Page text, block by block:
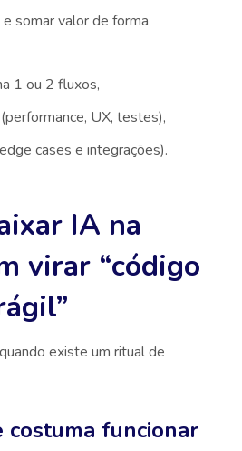
somar valor de forma
1 ou 2 fluxos,
UX, testes),
cases e integrações).
IA na
virar “código
existe um ritual de
costuma funcionar